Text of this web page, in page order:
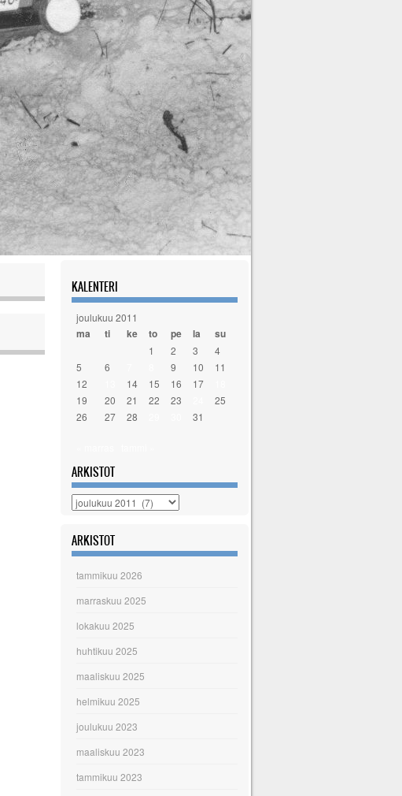
KALENTERI
joulukuu 2011
ma ti ke to pe la su
1 2 3
4
5
6 9 10
11
12
14 15 16 17
19
20 21 22 23
25
26
27 28 31
ARKISTOT
Arkistot
ARKISTOT
tammikuu 2026
marraskuu 2025
lokakuu 2025
huhtikuu 2025
maaliskuu 2025
helmikuu 2025
joulukuu 2023
maaliskuu 2023
tammikuu 2023